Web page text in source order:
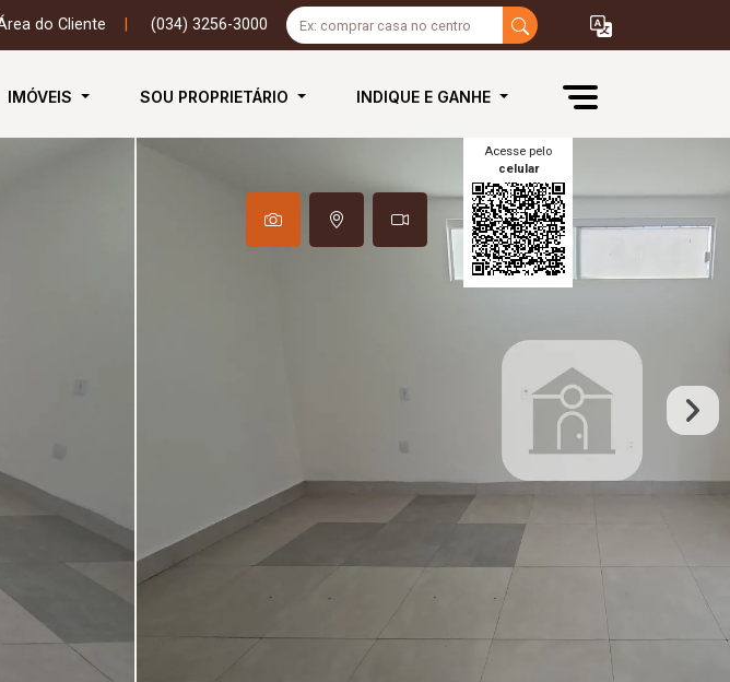
do Cliente (034) 3256-3000
IMÓVEIS SOU PROPRIETÁRIO INDIQUE E GANHE
Acesse pelo
celular